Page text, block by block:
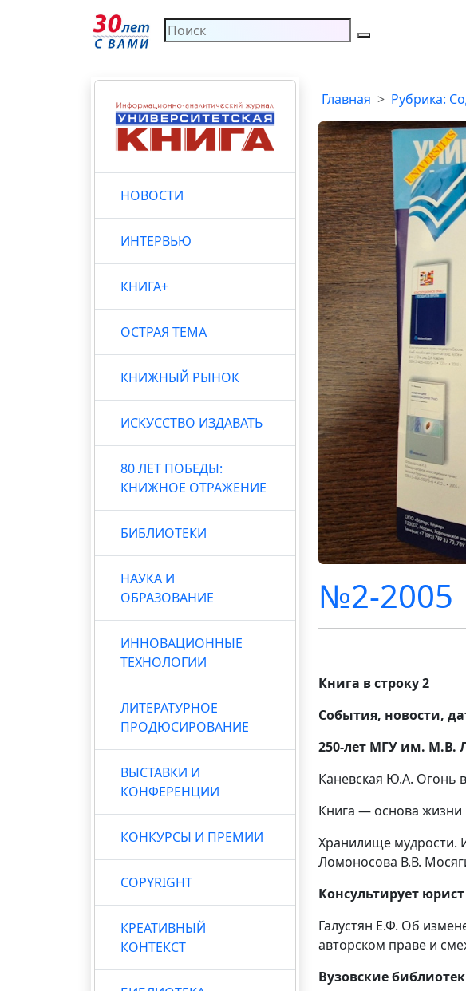
НОВОСТИ
ИНТЕРВЬЮ
КНИГА+
ОСТРАЯ ТЕМА
КНИЖНЫЙ РЫНОК
ИСКУССТВО ИЗДАВАТЬ
80 ЛЕТ ПОБЕДЫ:
КНИЖНОЕ ОТРАЖЕНИЕ
БИБЛИОТЕКИ
НАУКА И
ОБРАЗОВАНИЕ
ИННОВАЦИОННЫЕ
ТЕХНОЛОГИИ
ЛИТЕРАТУРНОЕ
ПРОДЮСИРОВАНИЕ
ВЫСТАВКИ И
КОНФЕРЕНЦИИ
КОНКУРСЫ И ПРЕМИИ
COPYRIGHT
КРЕАТИВНЫЙ
КОНТЕКСТ
Главная Рубрика:
№2-2005
Книга в строку 2
События, новости,
250-лет МГУ им. М.В.
Каневская Ю.А. Огонь
Книга — основа жизни
Хранилище мудрости.
Ломоносова В.В.
Консультирует юрист
Галустян Е.Ф. Об
авторском праве и
Вузовские